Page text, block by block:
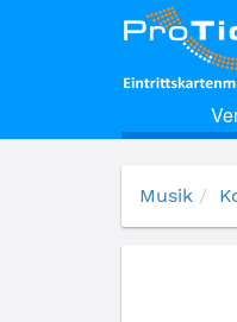
(14633) Klassiknacht im
Musik